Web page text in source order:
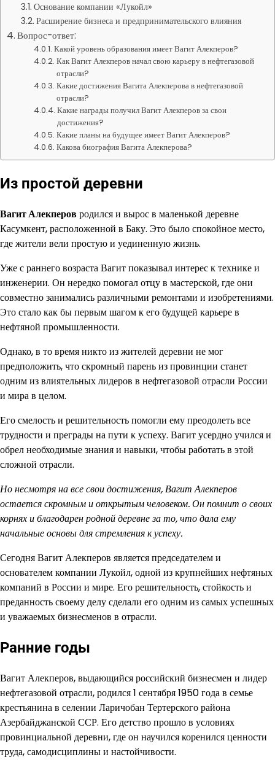
Основание компании «Лукойл»
Расширение бизнеса и предпринимательского влияния
Вопрос-ответ:
Какой уровень образования имеет Вагит Алекперов?
Как Вагит Алекперов начал свою карьеру в нефтегазовой
отрасли?
Какие достижения Вагита Алекперова в нефтегазовой
отрасли?
Какие награды получил Вагит Алекперов за свои
достижения?
Какие планы на будущее имеет Вагит Алекперов?
Какова биография Вагита Алекперова?
Из простой деревни
Вагит Алекперовродился и вырос в маленькой деревне
Касумкент, расположенной в Баку. Это было спокойное место,
где жители вели простую и уединенную жизнь.
Уже с раннего возраста Вагит показывал интерес к технике и
инженерии. Он нередко помогал отцу в мастерской, где они
совместно занимались различными ремонтами и изобретениями.
Это стало как бы первым шагом к его будущей карьере в
нефтяной промышленности.
Однако, в то время никто из жителей деревни не мог
предположить, что скромный парень из провинции станет
одним из влиятельных лидеров в нефтегазовой отрасли России
и мира в целом.
Его смелость и решительность помогли ему преодолеть все
трудности и преграды на пути к успеху. Вагит усердно учился и
обрел необходимые знания и навыки, чтобы работать в этой
сложной отрасли.
Но несмотря на все свои достижения, Вагит Алекперов
остается скромным и открытым человеком. Он помнит о своих
корнях и благодарен родной деревне за то, что дала ему
начальные основы для стремления к успеху.
Сегодня Вагит Алекперов является председателем и
основателем компании Лукойл, одной из крупнейших нефтяных
компаний в России и мире. Его решительность, стойкость и
преданность своему делу сделали его одним из самых успешных
и уважаемых бизнесменов в отрасли.
Ранние годы
Вагит Алекперов, выдающийся российский бизнесмен и лидер
нефтегазовой отрасли, родился 1 сентября 1950 года в семье
крестьянина в селении Ларичобан Тертерского района
Азербайджанской ССР. Его детство прошло в условиях
провинциальной деревни, где он научился коренился ценности
труда, самодисциплины и настойчивости.